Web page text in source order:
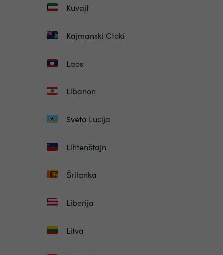
Kuvajt
Kajmanski Otoki
Laos
Libanon
Sveta Lucija
Lihtenštajn
Šrilanka
Liberija
Litva